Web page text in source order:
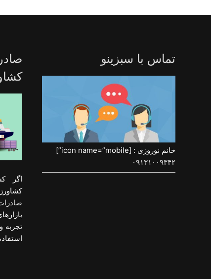
تماس با سبزینو
خانم نوروزی : [icon name=”mobile”]
۰۹۱۳۱۰۰۹۳۴۲
اگر
تجربه